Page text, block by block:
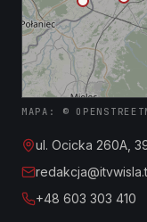
MAPA: ©
ul. Ocicka 260A,
+48 603 303 410